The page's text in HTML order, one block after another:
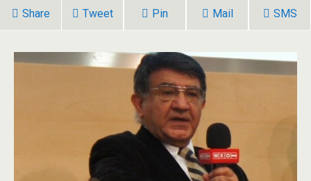
Share Tweet Pin Mail SMS